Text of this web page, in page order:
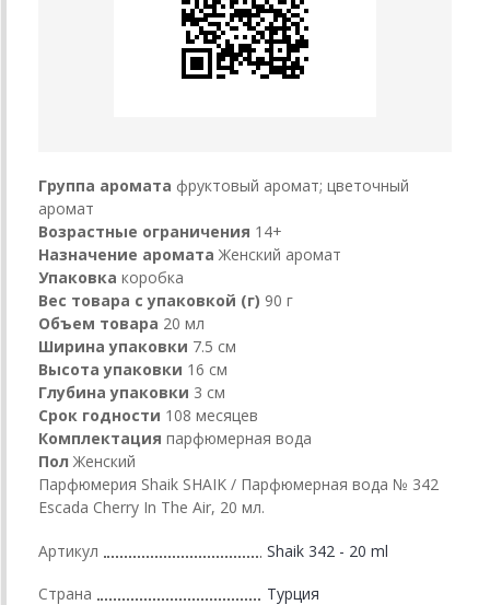
Группа аромата фруктовый аромат; цветочный
аромат
Возрастные ограничения 14+
Назначение аромата Женский аромат
Упаковка коробка
Вес товара с упаковкой (г) 90 г
Объем товара 20 мл
Ширина упаковки 7.5 см
Высота упаковки 16 см
Глубина упаковки 3 см
Срок годности 108 месяцев
Комплектация парфюмерная вода
Пол Женский
Парфюмерия Shaik SHAIK / Парфюмерная вода № 342
Escada Cherry In The Air, 20 мл.
Артикул Shaik 342 - 20 ml
Страна Турция